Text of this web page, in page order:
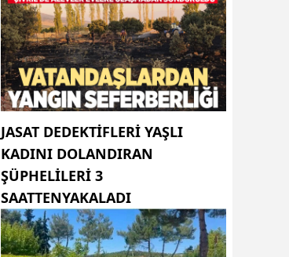
JASAT DEDEKTIFLERI YAŞLI
KADINI DOLANDIRAN
ŞÜPHELILERI 3
SAATTENYAKALADI